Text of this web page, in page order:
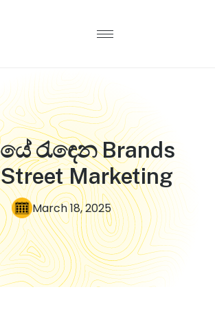
රැඳෙන Brands
Marketing
March 18, 2025